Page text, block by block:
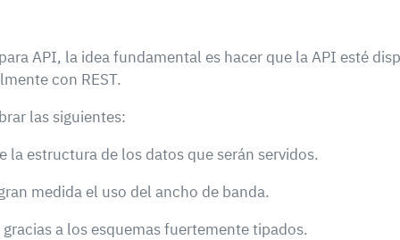
API, la idea fundamental es hacer que la API esté
con REST.
las siguientes:
estructura de los datos que serán servidos.
medida el uso del ancho de banda.
a los esquemas fuertemente tipados.